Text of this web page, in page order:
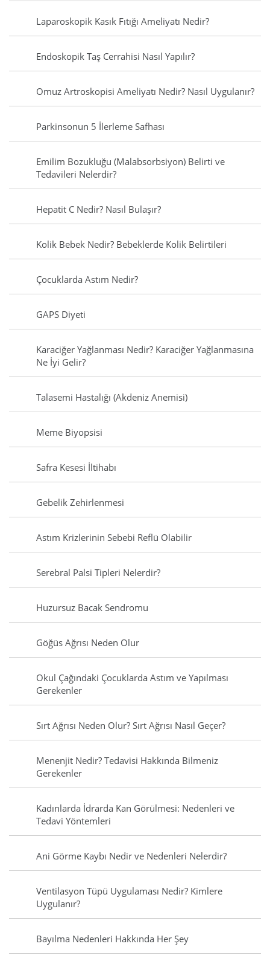
Laparoskopik Kasık Fıtığı Ameliyatı Nedir?
Endoskopik Taş Cerrahisi Nasıl Yapılır?
Omuz Artroskopisi Ameliyatı Nedir? Nasıl Uygulanır?
Parkinsonun 5 İlerleme Safhası
Emilim Bozukluğu (Malabsorbsiyon) Belirti ve
Tedavileri Nelerdir?
Hepatit C Nedir? Nasıl Bulaşır?
Kolik Bebek Nedir? Bebeklerde Kolik Belirtileri
Çocuklarda Astım Nedir?
GAPS Diyeti
Karaciğer Yağlanması Nedir? Karaciğer Yağlanmasına
Ne İyi Gelir?
Talasemi Hastalığı (Akdeniz Anemisi)
Meme Biyopsisi
Safra Kesesi İltihabı
Gebelik Zehirlenmesi
Astım Krizlerinin Sebebi Reflü Olabilir
Serebral Palsi Tipleri Nelerdir?
Huzursuz Bacak Sendromu
Göğüs Ağrısı Neden Olur
Okul Çağındaki Çocuklarda Astım ve Yapılması
Gerekenler
Sırt Ağrısı Neden Olur? Sırt Ağrısı Nasıl Geçer?
Menenjit Nedir? Tedavisi Hakkında Bilmeniz
Gerekenler
Kadınlarda İdrarda Kan Görülmesi: Nedenleri ve
Tedavi Yöntemleri
Ani Görme Kaybı Nedir ve Nedenleri Nelerdir?
Ventilasyon Tüpü Uygulaması Nedir? Kimlere
Uygulanır?
Bayılma Nedenleri Hakkında Her Şey